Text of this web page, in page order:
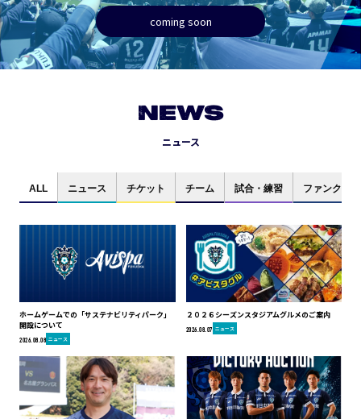
coming soon
NEWS
ニュース
ALL ニュース チケット チーム 試合・練習 ファンクラブ
ホームゲームでの「サステナビリティパーク」
開設について
2026.08.08 ニュース
２０２６シーズンスタジアムグルメのご案内
2026.08.07 ニュース